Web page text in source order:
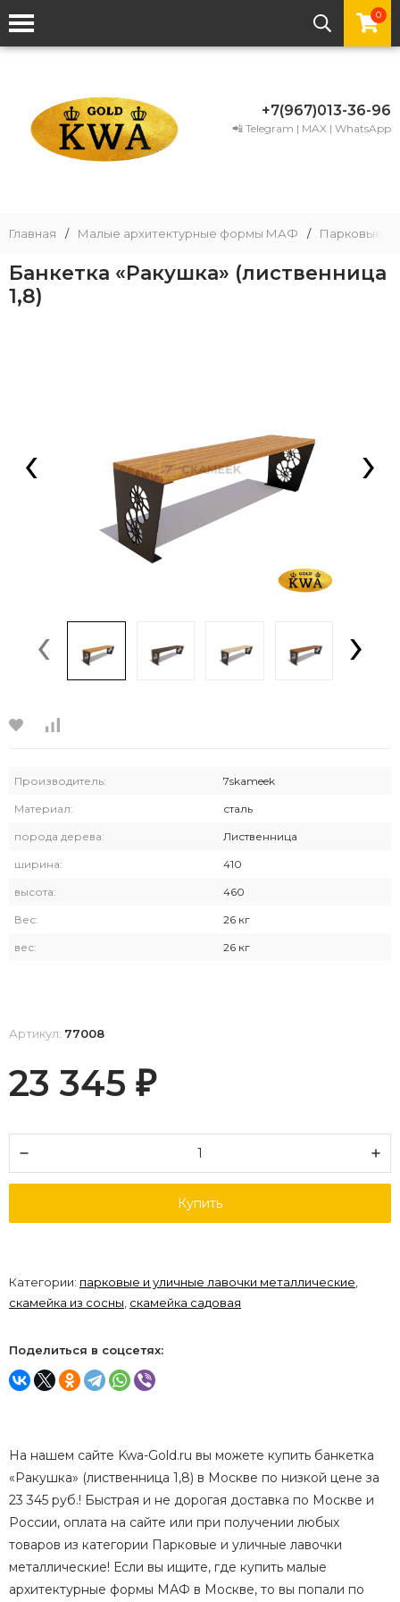
0
+7(967)013-36-96
📲 Telegram | MAX | WhatsApp
Главная / Малые архитектурные формы МАФ / Парковые и
Банкетка «Ракушка» (лиственница
1,8)
‹ ›
‹ ›
Производитель: 7skameek
Материал: сталь
порода дерева: Лиственница
ширина: 410
высота: 460
Вес: 26 кг
вес: 26 кг
Артикул: 77008
23 345 ₽
Купить
Категории: парковые и уличные лавочки металлические,
скамейка из сосны, скамейка садовая
Поделиться в соцсетях:
На нашем сайте Kwa-Gold.ru вы можете купить банкетка
«Ракушка» (лиственница 1,8) в Москве по низкой цене за
23 345 руб.! Быстрая и не дорогая доставка по Москве и
России, оплата на сайте или при получении любых
товаров из категории Парковые и уличные лавочки
металлические! Если вы ищите, где купить малые
архитектурные формы МАФ в Москве, то вы попали по